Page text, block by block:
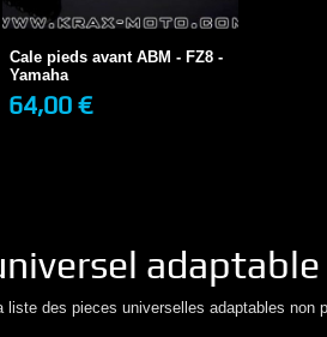
Cale pieds avant ABM - FZ8 -
Yamaha
64,00 €
64,00 €
des pieces universelles adaptables non